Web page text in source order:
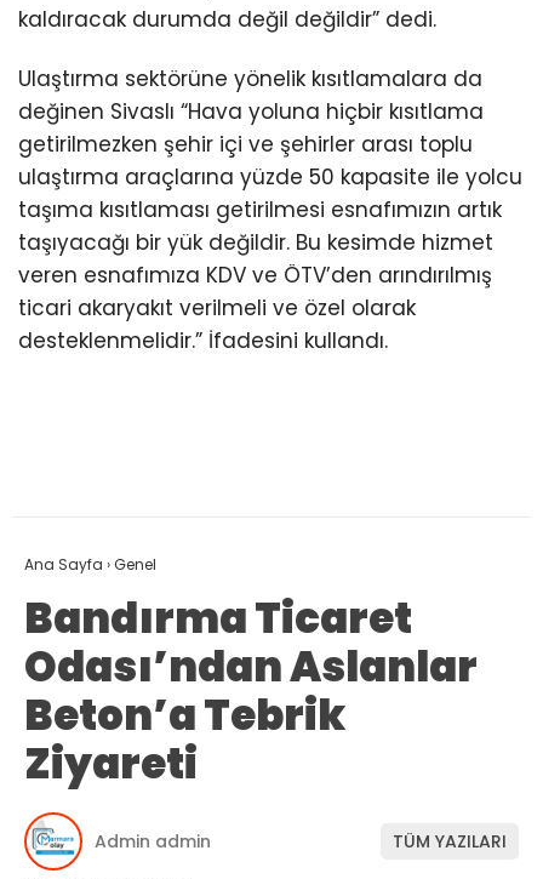
kaldıracak durumda değil değildir” dedi.
Ulaştırma sektörüne yönelik kısıtlamalara da
değinen Sivaslı “Hava yoluna hiçbir kısıtlama
getirilmezken şehir içi ve şehirler arası toplu
ulaştırma araçlarına yüzde 50 kapasite ile yolcu
taşıma kısıtlaması getirilmesi esnafımızın artık
taşıyacağı bir yük değildir. Bu kesimde hizmet
veren esnafımıza KDV ve ÖTV’den arındırılmış
ticari akaryakıt verilmeli ve özel olarak
desteklenmelidir.” İfadesini kullandı.
Ana Sayfa ›Genel
Bandırma Ticaret
Odası’ndan Aslanlar
Beton’a Tebrik
Ziyareti
Admin admin TÜM YAZILARI